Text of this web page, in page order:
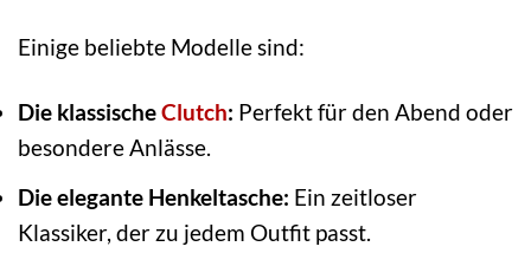
Einige beliebte Modelle sind:
Die klassischeClutch: Perfekt für den Abend oder
besondere Anlässe.
Die elegante Henkeltasche: Ein zeitloser
Klassiker, der zu jedem Outfit passt.